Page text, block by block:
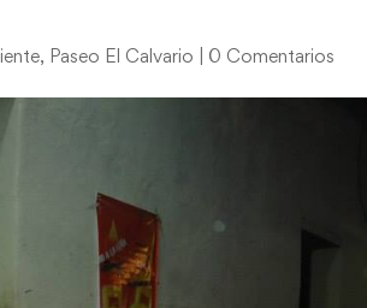
, Paseo El Calvario 0 Comentarios